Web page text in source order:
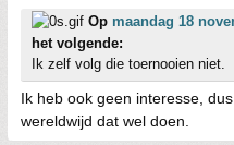
Op maandag 18
het volgende:
Ik zelf volg die toernooien niet.
Ik heb ook geen interesse,
wereldwijd dat wel doen.